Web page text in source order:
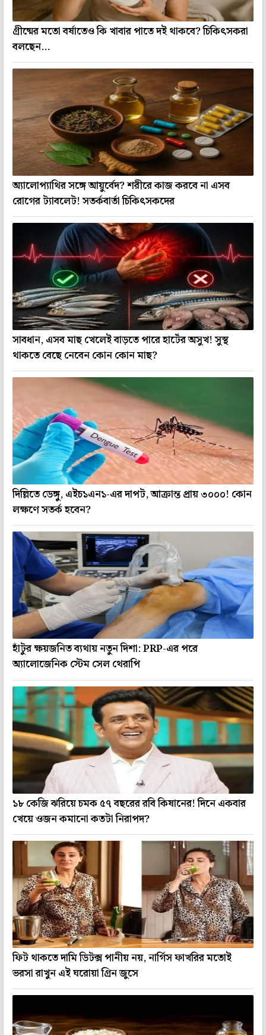
গ্রীষ্মের মতো বর্ষাতেও কি খাবার পাতে দই থাকবে? চিকিৎসকরা
বলছেন...
অ্যালোপ্যাথির সঙ্গে আয়ুর্বেদ? শরীরে কাজ করবে না এসব
রোগের ট্যাবলেট! সতর্কবার্তা চিকিৎসকদের
সাবধান, এসব মাছ খেলেই বাড়তে পারে হার্টের অসুখ! সুস্থ
থাকতে বেছে নেবেন কোন কোন মাছ?
দিল্লিতে ডেঙ্গু, এইচ১এন১-এর দাপট, আক্রান্ত প্রায় ৩০০০! কোন
লক্ষণে সতর্ক হবেন?
হাঁটুর ক্ষয়জনিত ব্যথায় নতুন দিশা: PRP-এর পরে
অ্যালোজেনিক স্টেম সেল থেরাপি
১৮ কেজি ঝরিয়ে চমক ৫৭ বছরের রবি কিষানের! দিনে একবার
খেয়ে ওজন কমানো কতটা নিরাপদ?
ফিট থাকতে দামি ডিটক্স পানীয় নয়, নার্গিস ফাখরির মতোই
ভরসা রাখুন এই ঘরোয়া গ্রিন জুসে